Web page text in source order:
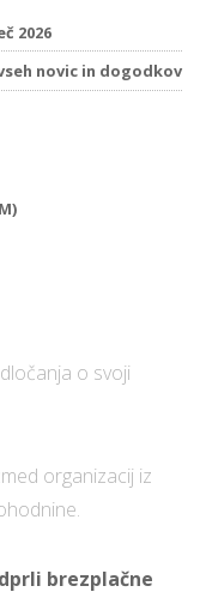
2026
novic in dogodkov
o svoji
organizacij iz
brezplačne